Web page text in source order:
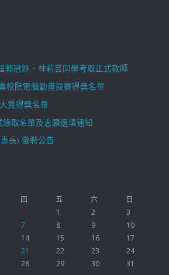
郭冠妤、林莉芸同學考取正式教師
校院電腦動畫競賽得獎名單
賞得獎名單
取名單及志願選填通知
長) 徵聘公告
四 五 六
日
1
2
3
7 8 9
10
14 15 16
17
21 22 23
24
28 29 30 31